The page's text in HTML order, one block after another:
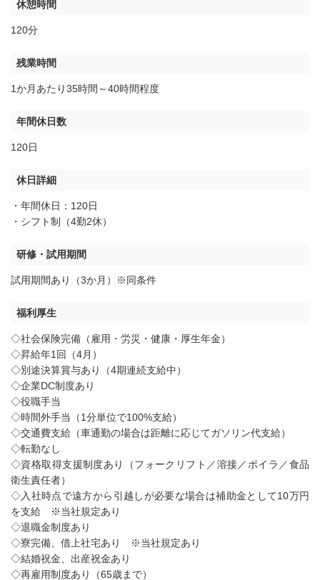
休憩時間
120分
残業時間
1か月あたり35時間～40時間程度
年間休日数
120日
休日詳細
・年間休日：120日
・シフト制（4勤2休）
研修・試用期間
試用期間あり（3か月）※同条件
福利厚生
◇社会保険完備（雇用・労災・健康・厚生年金）
◇昇給年1回（4月）
◇別途決算賞与あり（4期連続支給中）
◇企業DC制度あり
◇役職手当
◇時間外手当（1分単位で100%支給）
◇交通費支給（車通勤の場合は距離に応じてガソリン代支給）
◇転勤なし
◇資格取得支援制度あり（フォークリフト／溶接／ボイラ／食品
衛生責任者）
◇入社時点で遠方から引越しが必要な場合は補助金として10万円
を支給 ※当社規定あり
◇退職金制度あり
◇寮完備、借上社宅あり ※当社規定あり
◇結婚祝金、出産祝金あり
◇再雇用制度あり（65歳まで）